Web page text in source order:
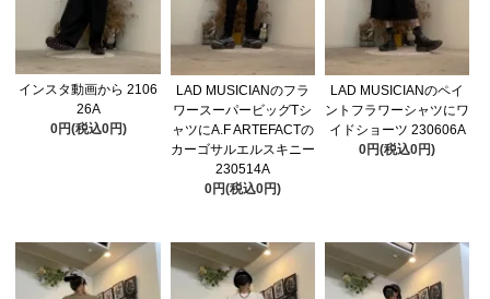
インスタ動画から 2106
26A
0円(税込0円)
LAD MUSICIANのフラ
ワースーパービッグTシ
ャツにA.F ARTEFACTの
カーゴサルエルスキニー
230514A
0円(税込0円)
LAD MUSICIANのペイ
ントフラワーシャツにワ
イドショーツ 230606A
0円(税込0円)